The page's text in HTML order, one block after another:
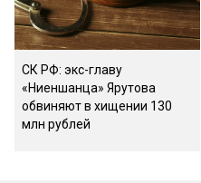
СК РФ: экс-главу
«Ниеншанца» Ярутова
обвиняют в хищении 130
млн рублей